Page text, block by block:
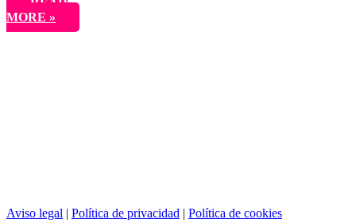
RECORRER
ISLANDIA
MORE »
Aviso legal | Política de privacidad | Política de cookies